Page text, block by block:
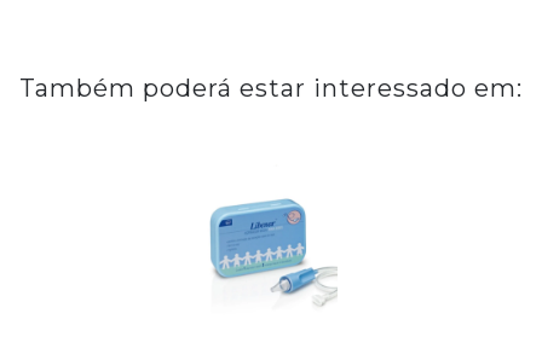
Também poderá estar interessado em: